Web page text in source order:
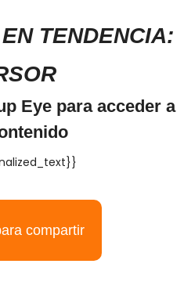
TENDENCIA:
Eye para acceder a
compartir